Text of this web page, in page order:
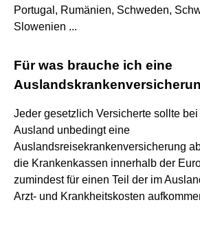
Portugal, Rumänien, Schweden,
Slowenien ...
Für was brauche ich eine
Jeder gesetzlich Versicherte sollte
Ausland unbedingt eine
Auslandsreisekrankenversicherung
die Krankenkassen innerhalb der
zumindest für einen Teil der im
Arzt- und Krankheitskosten